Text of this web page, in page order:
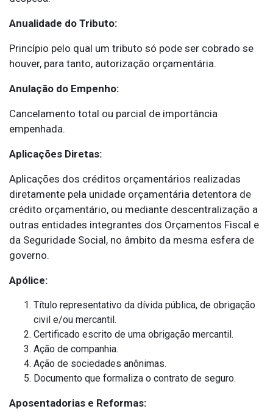
Anualidade do Tributo:
Princípio pelo qual um tributo só pode ser cobrado se
houver, para tanto, autorização orçamentária.
Anulação do Empenho:
Cancelamento total ou parcial de importância
empenhada.
Aplicações Diretas:
Aplicações dos créditos orçamentários realizadas
diretamente pela unidade orçamentária detentora de
crédito orçamentário, ou mediante descentralização a
outras entidades integrantes dos Orçamentos Fiscal e
da Seguridade Social, no âmbito da mesma esfera de
governo.
Apólice:
Título representativo da dívida pública, de obrigação
civil e/ou mercantil.
Certificado escrito de uma obrigação mercantil.
Ação de companhia.
Ação de sociedades anônimas.
Documento que formaliza o contrato de seguro.
Aposentadorias e Reformas: